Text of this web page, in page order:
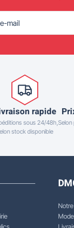
rapide
sous 24/48h,
stock disponible